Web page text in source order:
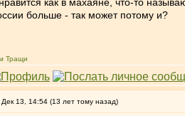
больше - так может потому и?
Тращи
13, 14:54 (13 лет тому назад)